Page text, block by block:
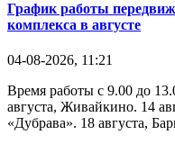
График работы
комплекса в августе
04-08-2026, 11:21
Время работы с 9.00 до
августа, Живайкино. 14
«Дубрава». 18 августа,